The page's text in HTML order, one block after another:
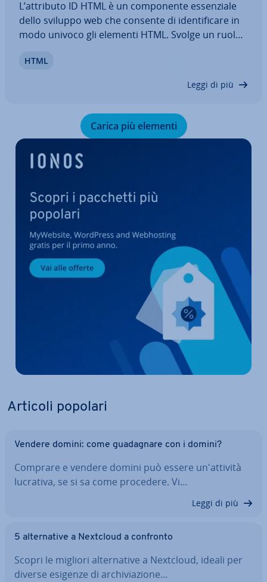
L’attributo ID HTML è un com­po­nen­te es­sen­zia­le
dello sviluppo web che consente di iden­ti­fi­ca­re in
modo univoco gli elementi HTML. Svolge un ruolo
gram­ma­zio­ne web in­te­rat­ti­va con Ja­va­Script e nella
HTML
Leggi di più
Carica più elementi
Articoli popolari
Vendere domini: come gua­da­gna­re con i domini?
Comprare e vendere domini può essere un'at­ti­vi­tà
lucrativa, se si sa come procedere. Vi…
Leggi di più
5 al­ter­na­ti­ve a Nextcloud a confronto
Scopri le migliori al­ter­na­ti­ve a Nextcloud, ideali per
diverse esigenze di ar­chi­via­zio­ne…